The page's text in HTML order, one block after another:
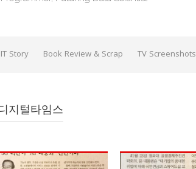
IT Story Book Review & Scrap TV Screenshots
지털타임스